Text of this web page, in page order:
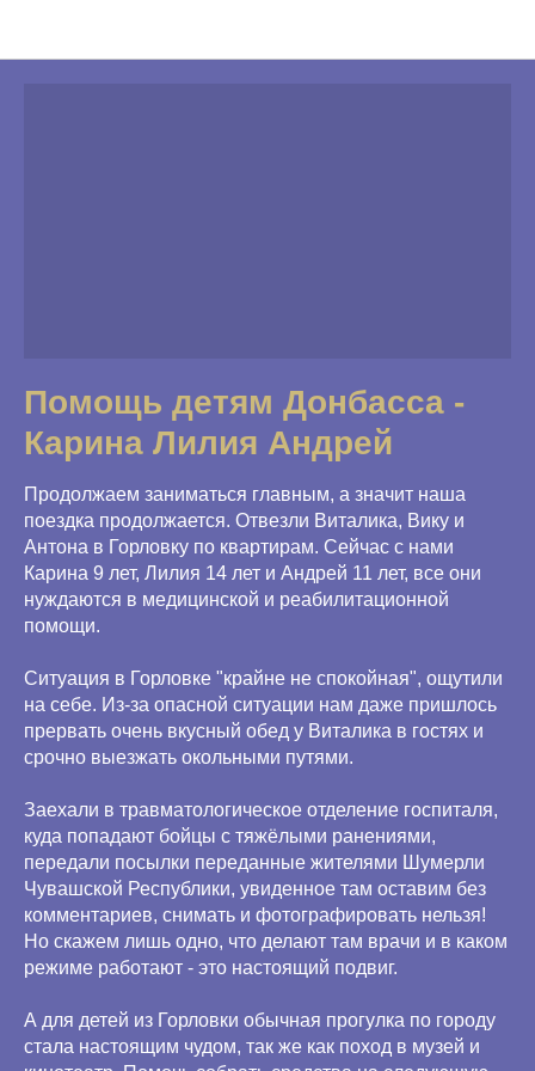
Помощь детям Донбасса -
Карина Лилия Андрей
Продолжаем заниматься главным, а значит наша
поездка продолжается. Отвезли Виталика, Вику и
Антона в Горловку по квартирам. Сейчас с нами
Карина 9 лет, Лилия 14 лет и Андрей 11 лет, все они
нуждаются в медицинской и реабилитационной
помощи.
Ситуация в Горловке "крайне не спокойная", ощутили
на себе. Из-за опасной ситуации нам даже пришлось
прервать очень вкусный обед у Виталика в гостях и
срочно выезжать окольными путями.
Заехали в травматологическое отделение госпиталя,
куда попадают бойцы с тяжёлыми ранениями,
передали посылки переданные жителями Шумерли
Чувашской Республики, увиденное там оставим без
комментариев, снимать и фотографировать нельзя!
Но скажем лишь одно, что делают там врачи и в каком
режиме работают - это настоящий подвиг.
А для детей из Горловки обычная прогулка по городу
стала настоящим чудом, так же как поход в музей и